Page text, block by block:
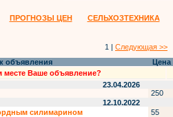
ПРОГНОЗЫ ЦЕН СЕЛЬХОЗТЕХНИКА
1 | Следующая >>
объявления
Цена
месте Ваше объявление?
23.04.2026
250
12.10.2022
силимарином
55